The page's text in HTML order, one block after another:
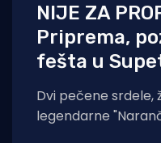
NIJE ZA
Priprema,
fešta u
Dvi pečene srdele,
legendarne